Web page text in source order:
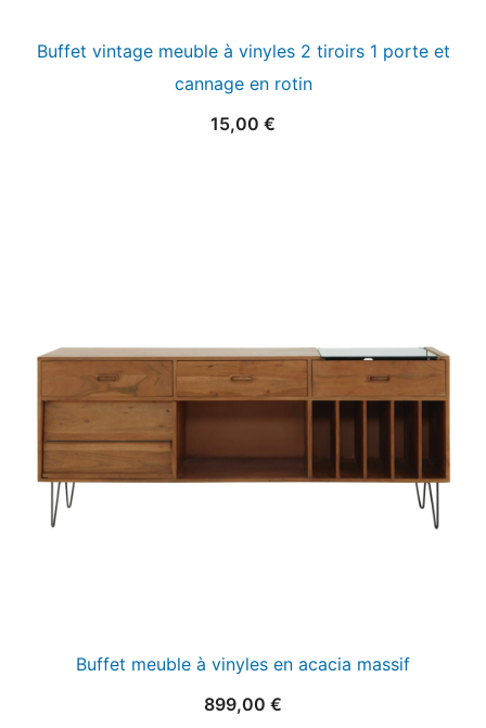
Buffet vintage meuble à vinyles 2 tiroirs 1 porte et
cannage en rotin
15,00 €
Buffet meuble à vinyles en acacia massif
899,00 €